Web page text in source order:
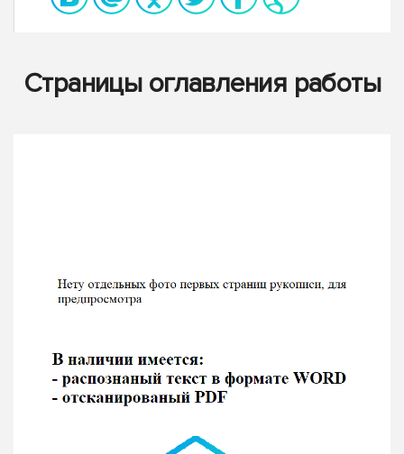
Страницы оглавления работы